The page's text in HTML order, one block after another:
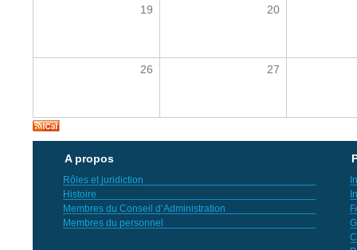
19 20
26 27
A propos
Rôles et juridiction
Histoire
Membres du Conseil d’Administration
Membres du personnel